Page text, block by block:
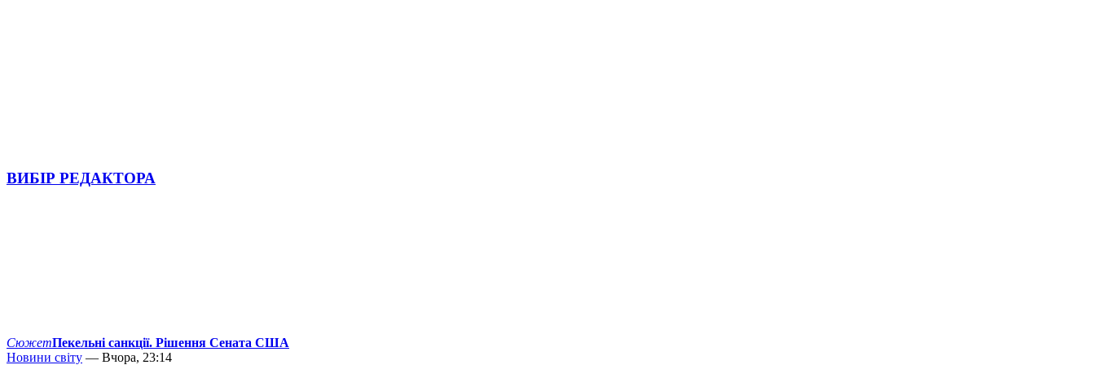
ВИБІР РЕДАКТОРА
СюжетПекельні санкції. Рішення Сената США
Новини світу — Вчора, 23:14